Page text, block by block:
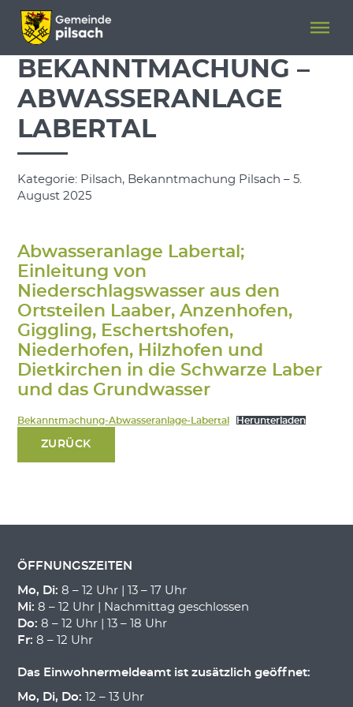
Menü überspringen
Menü überspringen
BEKANNTMACHUNG –
ABWASSERANLAGE
LABERTAL
Kategorie: Pilsach, Bekanntmachung Pilsach – 5.
August 2025
Abwasseranlage Labertal;
Einleitung von
Niederschlagswasser aus den
Ortsteilen Laaber, Anzenhofen,
Giggling, Eschertshofen,
Niederhofen, Hilzhofen und
Dietkirchen in die Schwarze Laber
und das Grundwasser
Bekanntmachung-Abwasseranlage-Labertal Herunterladen
ZURÜCK
ÖFFNUNGSZEITEN
Mo, Di: 8 – 12 Uhr | 13 – 17 Uhr
Mi: 8 – 12 Uhr | Nachmittag geschlossen
Do: 8 – 12 Uhr | 13 – 18 Uhr
Fr: 8 – 12 Uhr
Das Einwohnermeldeamt ist zusätzlich geöffnet:
Mo, Di, Do: 12 – 13 Uhr